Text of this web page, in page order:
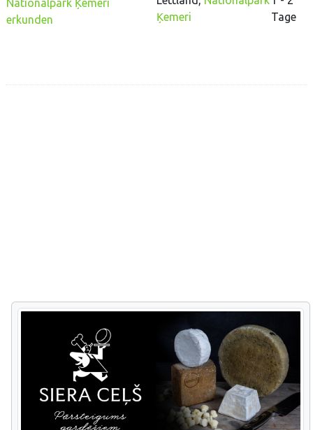
Nationalpark Ķemeri
erkunden
Ķemeri
Tage